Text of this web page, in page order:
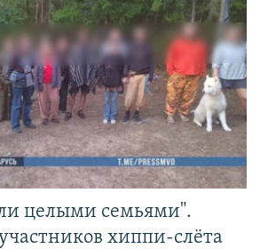
целыми семьями".
хиппи-слёта